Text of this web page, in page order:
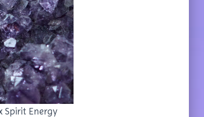
Spirit Energy